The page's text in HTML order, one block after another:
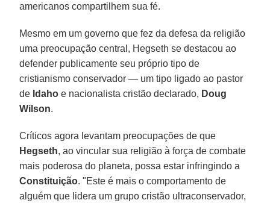
americanos compartilhem sua fé.
Mesmo em um governo que fez da defesa da religião
uma preocupação central, Hegseth se destacou ao
defender publicamente seu próprio tipo de
cristianismo conservador — um tipo ligado ao pastor
de Idaho e nacionalista cristão declarado, Doug
Wilson.
Críticos agora levantam preocupações de que
Hegseth, ao vincular sua religião à força de combate
mais poderosa do planeta, possa estar infringindo a
Constituição. "Este é mais o comportamento de
alguém que lidera um grupo cristão ultraconservador,